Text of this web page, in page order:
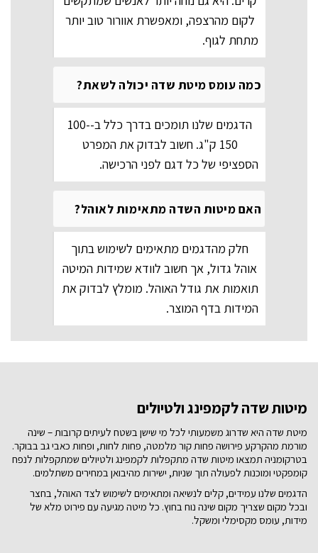
לקום מהרצפה, ומאפשרת אוורור טוב יותר
מתחת לגוף.
כמה עומס מיטת שדה יכולה לשאת?
הדגמים שלנו תומכים בדרך כלל ב-100-
150 ק"ג. חשוב לבדוק את המפרט
הספציפי של כל דגם לפני הרכישה.
האם מיטות השדה מתאימות לאוהל?
חלק מהדגמים מתאימים לשימוש בתוך
אוהל גדול, אך חשוב לוודא שמידות המיטה
תואמות את גודל האוהל. מומלץ לבדוק את
המידות בדף המוצר.
מיטות שדה לקמפינג ולטיולים
מיטת שדה היא שדרוג משמעותי לכל מי שישן בשטח לעיתים קרובות – שינה
מורמת מהקרקע פירושה פחות קור מלמטה, פחות לחות, ופחות כאבי גב בבוקר.
בטרקומניה תמצאו מיטות שדה מתקפלות לקמפינג ולטיולים שמתקפלות לנפח
קומפקטי ומוכנות לפעולה תוך שניות, ישירות מהיבואן במחירים משתלמים.
הדגמים שלנו עמידים, קלים לנשיאה ומתאימים לשימוש לצד האוהל, בחצר
ובכל מקום שצריך מקום שינה נוח בחוץ. כל מיטה מגיעה עם פירוט מלא של
מידות, עומס מקסימלי ומשקל.